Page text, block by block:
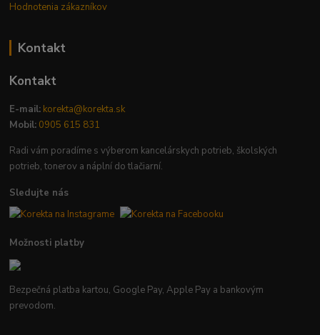
Hodnotenia zákazníkov
Kontakt
Kontakt
E-mail: korekta@korekta.sk
Mobil: 0905 615 831
Radi vám poradíme s výberom kancelárskych potrieb, školských
potrieb, tonerov a náplní do tlačiarní.
Sledujte nás
Možnosti platby
Bezpečná platba kartou, Google Pay, Apple Pay a bankovým
prevodom.